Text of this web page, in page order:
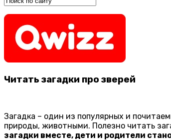
Читать загадки про зверей
Загадка – один из популярных и
природы, животными. Полезно читать
загадки вместе, дети и родители